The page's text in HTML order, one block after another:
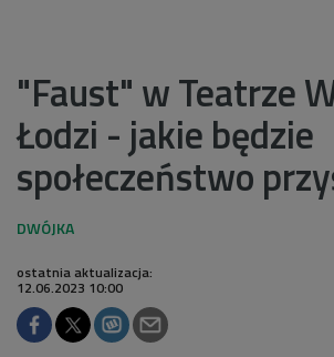
"Faust" w Teatrze
Łodzi - jakie będzie
społeczeństwo
ostatnia aktualizacja:
12.06.2023 10:00